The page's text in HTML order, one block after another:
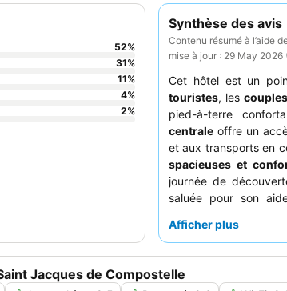
Synthèse des avis
Contenu résumé à l’aide
mise à jour : 29 May 2026
Cet hôtel est un
touristes, les couples
pied-à-terre
centrale offre un
et aux transports en
spacieuses et
journée de
saluée pour son
choix. Pour une
Afficher plus
Jacques de Compostelle
52%
31%
11%
4%
2%